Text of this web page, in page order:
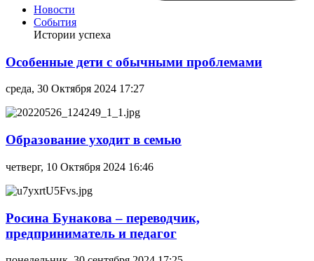
Новости
События
Истории успеха
Особенные дети с обычными проблемами
среда, 30 Октября 2024 17:27
Образование уходит в семью
четверг, 10 Октября 2024 16:46
Росина Бунакова – переводчик,
предприниматель и педагог